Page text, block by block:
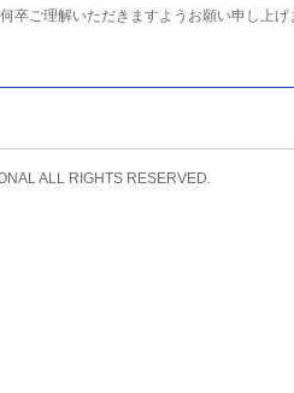
卒ご理解いただきますようお願い申し上げ